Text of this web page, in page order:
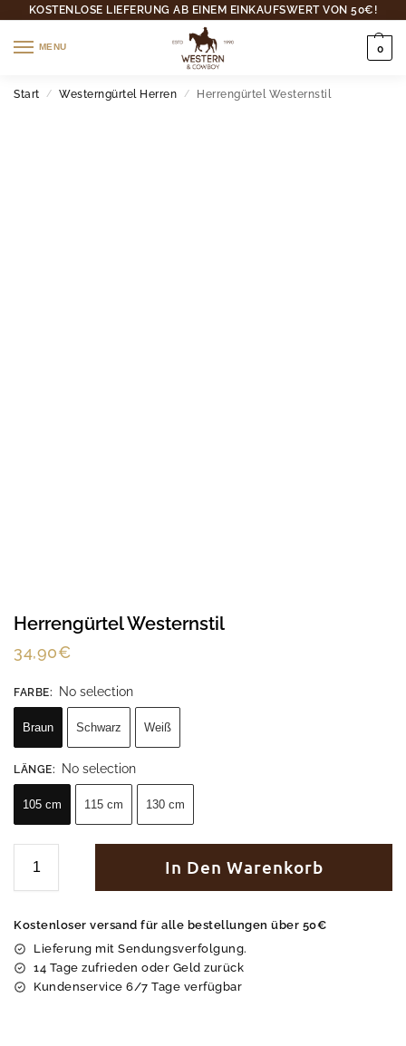
KOSTENLOSE LIEFERUNG AB EINEM EINKAUFSWERT VON 50€!
MENU 0
Start / Westerngürtel Herren / Herrengürtel Westernstil
Herrengürtel Westernstil
34,90€
FARBE: No selection
Braun Schwarz Weiß
LÄNGE: No selection
105 cm 115 cm 130 cm
In Den Warenkorb
Kostenloser versand für alle bestellungen über 50€
Lieferung mit Sendungsverfolgung.
14 Tage zufrieden oder Geld zurück
Kundenservice 6/7 Tage verfügbar